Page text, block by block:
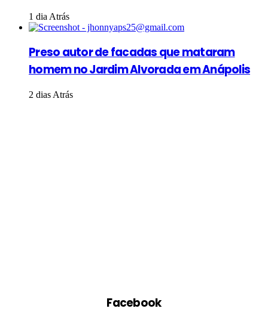
1 dia Atrás
Preso autor de facadas que mataram
homem no Jardim Alvorada em Anápolis
2 dias Atrás
Facebook